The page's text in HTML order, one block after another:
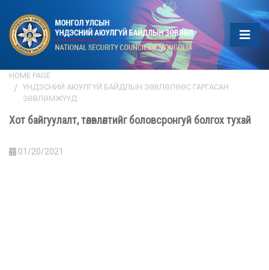
HOME PAGE
ҮНДЭСНИЙ АЮУЛГҮЙ БАЙДЛЫН ЗӨВЛӨЛӨӨС ГАРГАСАН
ЗӨВЛӨМЖҮҮД
Хот байгуулалт, төлөвлөлтийг боловсронгуй болгох тухай
01/20/2021